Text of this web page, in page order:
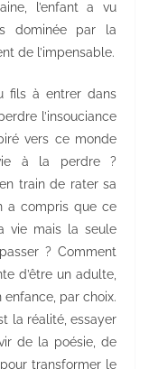
l’enfant a vu
dominée par la
de l’impensable.
fils à entrer dans
l’insouciance
vers ce monde
à la perdre ?
train de rater sa
a compris que ce
vie mais la seule
? Comment
d’être un adulte,
enfance, par choix.
la réalité, essayer
de la poésie, de
transformer le